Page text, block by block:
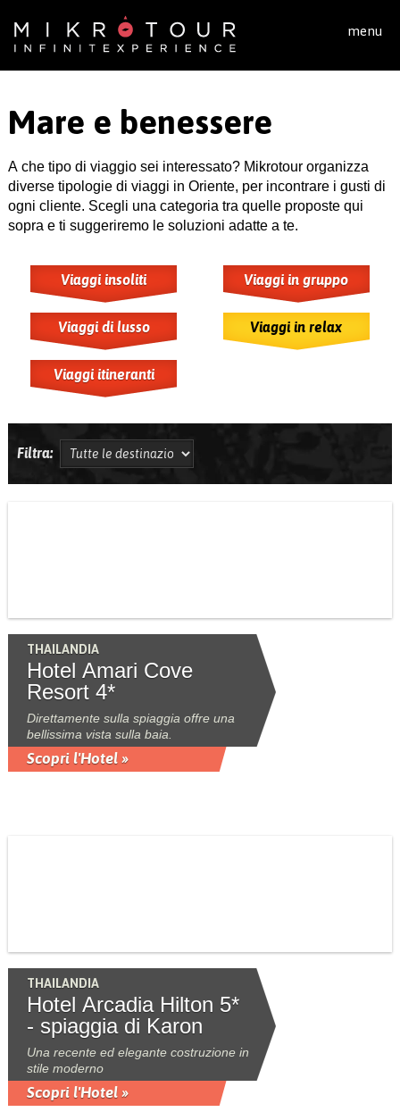
menu
Mare e benessere
A che tipo di viaggio sei interessato? Mikrotour organizza
diverse tipologie di viaggi in Oriente, per incontrare i gusti di
ogni cliente. Scegli una categoria tra quelle proposte qui
sopra e ti suggeriremo le soluzioni adatte a te.
Viaggi insoliti Viaggi in gruppo
Viaggi di lusso Viaggi in relax
Viaggi itineranti
Filtra:
THAILANDIA
Hotel Amari Cove
Resort 4*
Direttamente sulla spiaggia offre una
bellissima vista sulla baia.
Scopri l'Hotel »
THAILANDIA
Hotel Arcadia Hilton 5*
- spiaggia di Karon
Una recente ed elegante costruzione in
stile moderno
Scopri l'Hotel »